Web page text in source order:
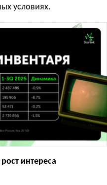
условиях.
интереса